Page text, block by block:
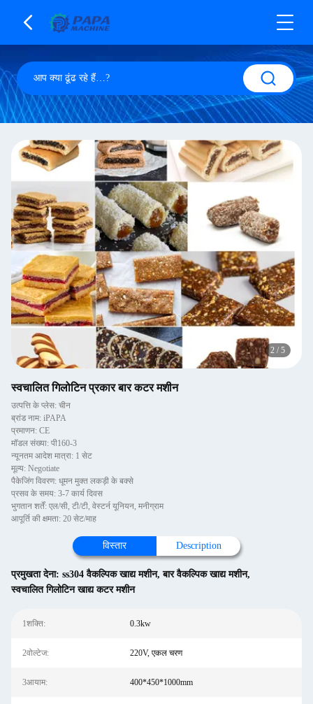
2 / 5
स्वचालित गिलोटिन प्रकार बार कटर मशीन
उत्पत्ति के प्लेस: चीन
ब्रांड नाम: iPAPA
प्रमाणन: CE
मॉडल संख्या: पी160-3
न्यूनतम आदेश मात्रा: 1 सेट
मूल्य: Negotiate
पैकेजिंग विवरण: धूमन मुक्त लकड़ी के बक्से
प्रसव के समय: 3-7 कार्य दिवस
भुगतान शर्तें: एल/सी, टी/टी, वेस्टर्न यूनियन, मनीग्राम
आपूर्ति की क्षमता: 20 सेट/माह
विस्तार Description
प्रमुखता देना: ss304 वैकल्पिक खाद्य मशीन,बार वैकल्पिक खाद्य मशीन,
स्वचालित गिलोटिन खाद्य कटर मशीन
1शक्ति: 0.3kw
2वोल्टेज: 220V, एकल चरण
3आयाम: 400*450*1000mm